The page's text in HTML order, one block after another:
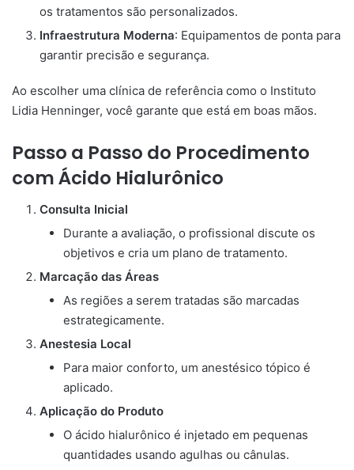
os tratamentos são personalizados.
Infraestrutura Moderna: Equipamentos de ponta para
garantir precisão e segurança.
Ao escolher uma clínica de referência como o Instituto
Lidia Henninger, você garante que está em boas mãos.
Passo a Passo do Procedimento
com Ácido Hialurônico
Consulta Inicial
Durante a avaliação, o profissional discute os
objetivos e cria um plano de tratamento.
Marcação das Áreas
As regiões a serem tratadas são marcadas
estrategicamente.
Anestesia Local
Para maior conforto, um anestésico tópico é
aplicado.
Aplicação do Produto
O ácido hialurônico é injetado em pequenas
quantidades usando agulhas ou cânulas.